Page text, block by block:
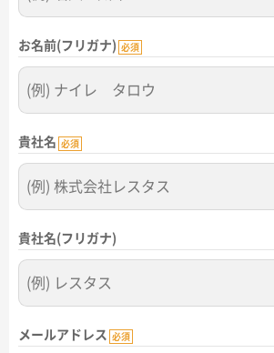
お名前(フリガナ) 必須
貴社名 必須
貴社名(フリガナ)
メールアドレス 必須